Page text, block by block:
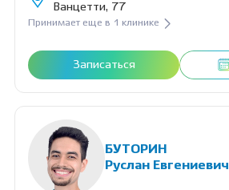
Ванцетти, 77
Принимает еще в 1 клинике
Записаться
БУТОРИН
Руслан Евгениевич